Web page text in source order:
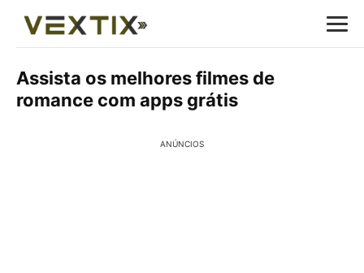
Assista os melhores filmes de
romance com apps grátis
ANÚNCIOS